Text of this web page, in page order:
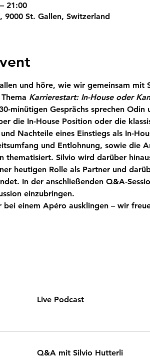
21:00
St. Gallen, Switzerland
und höre, wie wir gemeinsam mit
Karrierestart: In-House oder
minütigen Gesprächs sprechen
die In-House Position oder die
Nachteile eines Einstiegs als In-
und Entlohnung, sowie die
thematisiert. Silvio wird darüber
heutigen Rolle als Partner und
In der anschließenden Q&A-
einzubringen.
bei einem Apéro ausklingen – wir
Live Podcast
Q&A mit Silvio Hutterli